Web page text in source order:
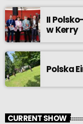
II
w Kerry
Polska
CURRENT SHOW